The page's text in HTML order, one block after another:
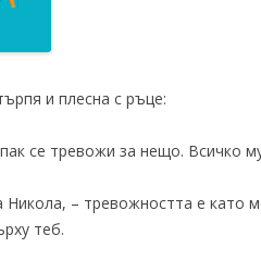
и плесна с ръце:
се тревожи за нещо. Всичко
Никола, – тревожността е като
теб.